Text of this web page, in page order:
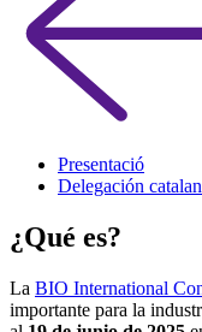
Presentació
Delegación
¿Qué es?
La BIO International
importante para la